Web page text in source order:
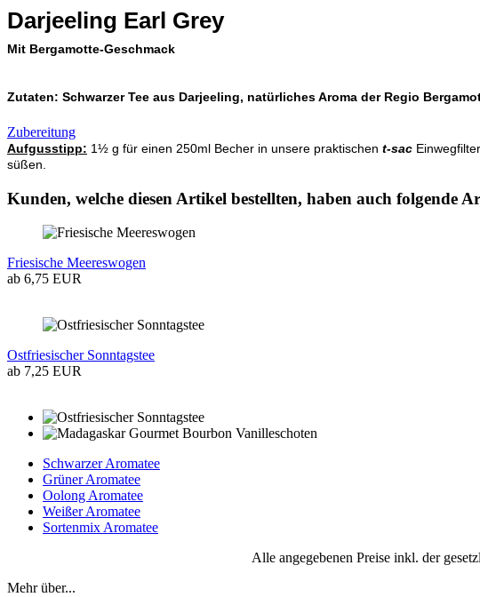
Darjeeling Earl Grey
Mit Bergamotte-Geschmack
Zutaten: Schwarzer Tee aus Darjeeling, natürliches Aroma der Regio
Zubereitung
Aufgusstipp: 1½ g für einen 250ml Becher in unsere praktischen t-sac
süßen.
Kunden, welche diesen Artikel bestellten, haben auch folgende
Friesische Meereswogen
ab 6,75 EUR
Ostfriesischer Sonntagstee
ab 7,25 EUR
Schwarzer Aromatee
Grüner Aromatee
Oolong Aromatee
Weißer Aromatee
Sortenmix Aromatee
Alle angegebenen Preise inkl. der
Mehr über...